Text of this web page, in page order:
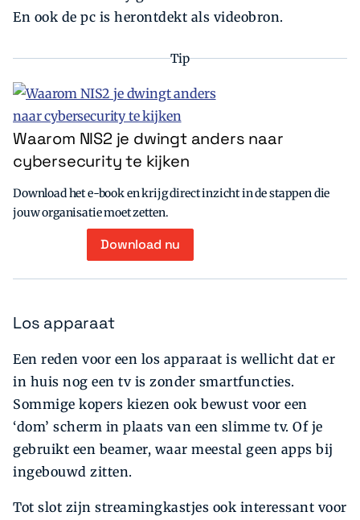
En ook de pc is herontdekt als videobron.
Tip
Waarom NIS2 je dwingt anders naar
cybersecurity te kijken
Download het e-book en krijg direct inzicht in de stappen die
jouw organisatie moet zetten.
Download nu
Los apparaat
Een reden voor een los apparaat is wellicht dat er
in huis nog een tv is zonder smartfuncties.
Sommige kopers kiezen ook bewust voor een
‘dom’ scherm in plaats van een slimme tv. Of je
gebruikt een beamer, waar meestal geen apps bij
ingebouwd zitten.
Tot slot zijn streamingkastjes ook interessant voor